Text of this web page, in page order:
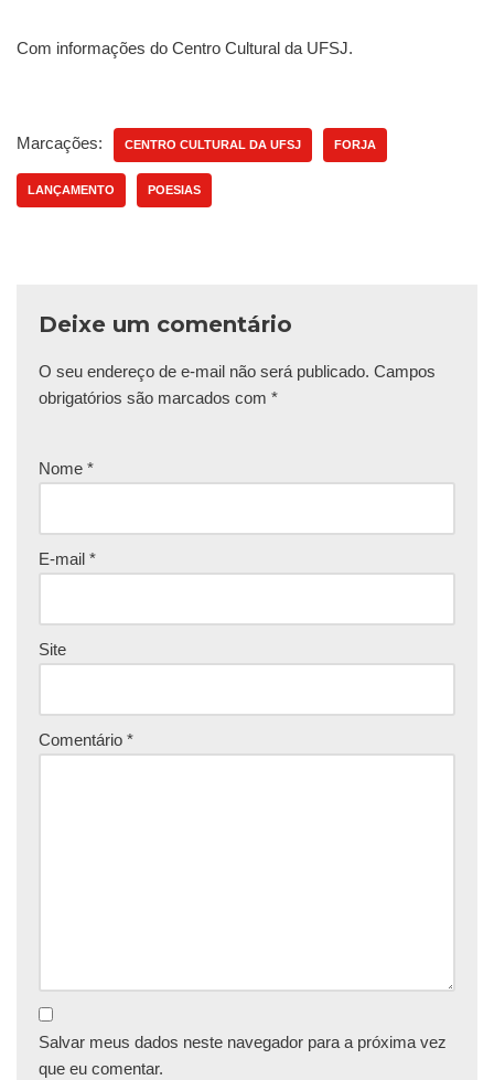
Com informações do Centro Cultural da UFSJ.
Marcações: CENTRO CULTURAL DA UFSJ FORJA
LANÇAMENTO POESIAS
Deixe um comentário
O seu endereço de e-mail não será publicado. Campos
obrigatórios são marcados com *
Nome *
E-mail *
Site
Comentário *
Salvar meus dados neste navegador para a próxima vez
que eu comentar.